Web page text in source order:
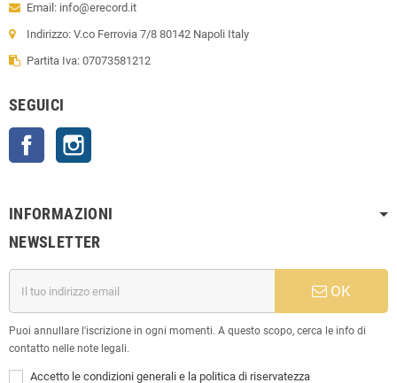
Email: info@erecord.it
Indirizzo: V.co Ferrovia 7/8 80142 Napoli Italy
Partita Iva: 07073581212
SEGUICI
Facebook
INFORMAZIONI
NEWSLETTER
OK
Puoi annullare l'iscrizione in ogni momenti. A questo scopo, cerca le info di
contatto nelle note legali.
Accetto le condizioni generali e la politica di riservatezza